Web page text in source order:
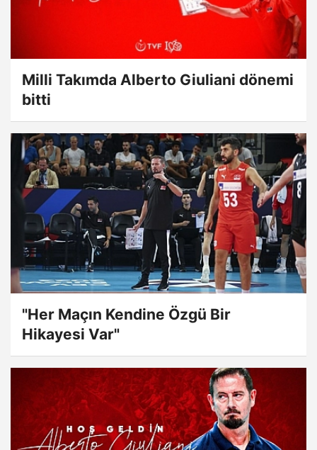
Milli Takımda Alberto Giuliani dönemi
bitti
"Her Maçın Kendine Özgü Bir
Hikayesi Var"